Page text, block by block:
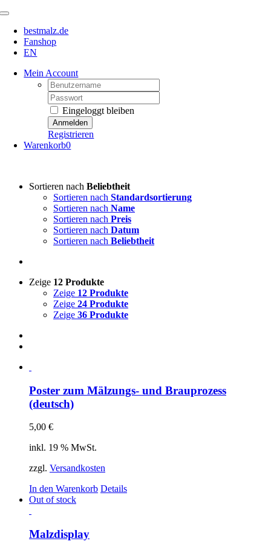
Zum
springen
Toggle
Navigationbestmalz.de
Fanshop
EN
Mein Account
Username:
Password:
Eingeloggt bleiben
Registrieren
Warenkorb0
Sortieren nach Beliebtheit
Sortieren nach Standardsortierung
Sortieren nach Name
Sortieren nach Preis
Sortieren nach Datum
Sortieren nach Beliebtheit
Zeige 12 Produkte
Zeige 12 Produkte
Zeige 24 Produkte
Zeige 36 Produkte
Poster zum Mälzungs- und Brauprozess
(deutsch)
5,00 €
inkl. 19 % MwSt.
zzgl. Versandkosten
In den Warenkorb Details
Out of stock
Malzdisplay